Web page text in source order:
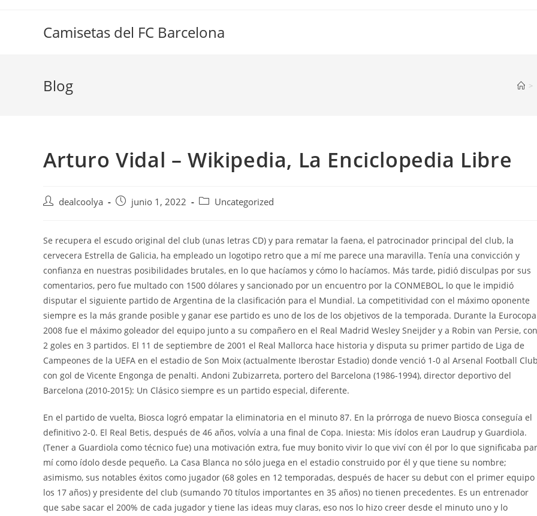
Camisetas del FC Barcelona
Blog >
Arturo Vidal – Wikipedia, La Enciclopedia Libre
Autor
entrada:
dealcoolya
Publicación
entrada:
junio 1, 2022
Categoría
entrada:
Uncategorized
Se recupera el escudo original del club (unas letras CD) y para rematar la faena, el patrocinador principal del club, la
cervecera Estrella de Galicia, ha empleado un logotipo retro que a mí me parece una maravilla. Tenía una convicción y
confianza en nuestras posibilidades brutales, en lo que hacíamos y cómo lo hacíamos. Más tarde, pidió disculpas por sus
comentarios, pero fue multado con 1500 dólares y sancionado por un encuentro por la CONMEBOL, lo que le impidió
disputar el siguiente partido de Argentina de la clasificación para el Mundial. La competitividad con el máximo oponente
siempre es la más grande posible y ganar ese partido es uno de los de los objetivos de la temporada. Durante la Eurocopa
2008 fue el máximo goleador del equipo junto a su compañero en el Real Madrid Wesley Sneijder y a Robin van Persie, con
2 goles en 3 partidos. El 11 de septiembre de 2001 el Real Mallorca hace historia y disputa su primer partido de Liga de
Campeones de la UEFA en el estadio de Son Moix (actualmente Iberostar Estadio) donde venció 1-0 al Arsenal Football
con gol de Vicente Engonga de penalti. Andoni Zubizarreta, portero del Barcelona (1986-1994), director deportivo del
Barcelona (2010-2015): Un Clásico siempre es un partido especial, diferente.
En el partido de vuelta, Biosca logró empatar la eliminatoria en el minuto 87. En la prórroga de nuevo Biosca conseguía el
definitivo 2-0. El Real Betis, después de 46 años, volvía a una final de Copa. Iniesta: Mis ídolos eran Laudrup y Guardiola.
(Tener a Guardiola como técnico fue) una motivación extra, fue muy bonito vivir lo que viví con él por lo que significaba
mí como ídolo desde pequeño. La Casa Blanca no sólo juega en el estadio construido por él y que tiene su nombre;
asimismo, sus notables éxitos como jugador (68 goles en 12 temporadas, después de hacer su debut con el primer equipo
los 17 años) y presidente del club (sumando 70 títulos importantes en 35 años) no tienen precedentes. Es un entrenador
que sabe sacar el 200% de cada jugador y tiene las ideas muy claras, eso nos lo hizo creer desde el minuto uno y lo